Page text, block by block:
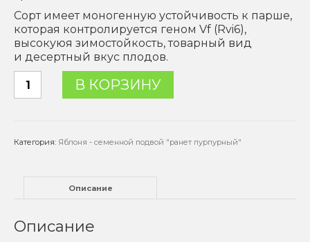
Сорт имеет моногенную устойчивость к парше,
которая контролируется геном Vf (Rvi6),
высокуюя зимостойкость, товарный вид
и десертный вкус плодов.
Количество
товара
В КОРЗИНУ
Категория: Яблоня - семенной подвой "ранет пурпурный"
Описание
Описание